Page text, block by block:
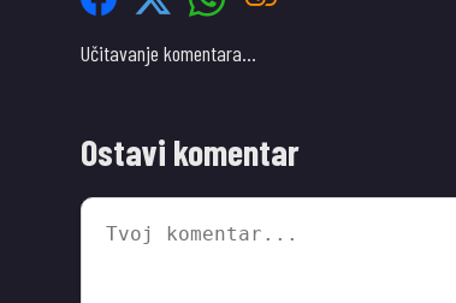
Učitavanje komentara…
Ostavi komentar